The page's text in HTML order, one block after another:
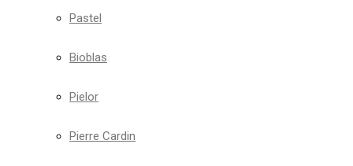
Pastel
Bioblas
Pielor
Pierre Cardin